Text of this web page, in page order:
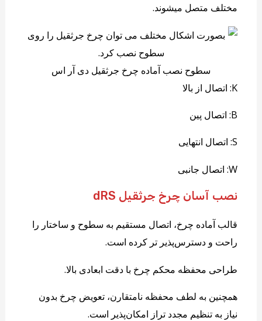
مختلف متصل میشوند.
سطوح نصب آماده چرخ جرثقیل دی آر اس
K: اتصال از بالا
B: اتصال پین
S: اتصال انتهایی
W: اتصال جانبی
نصب آسان چرخ جرثقیل dRS
قالب آماده چرخ، اتصال مستقیم به سطوح و ساختار را
راحت و دسترس‌پذیر تر کرده است.
طراحی محفظه محکم چرخ با دقت ابعادی بالا.
همچنین به لطف محفظه نامتقارن، تعویض چرخ بدون
نیاز به تنظیم مجدد تراز امکان‌پذیر است.